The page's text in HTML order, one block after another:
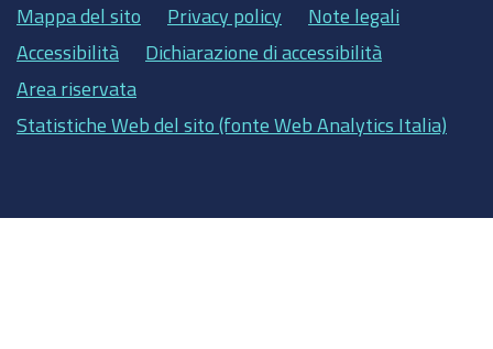
Mappa del sito Privacy policy
Note legali
Accessibilità
Dichiarazione di accessibilità
Area riservata
Statistiche Web del sito (fonte Web Analytics Italia)